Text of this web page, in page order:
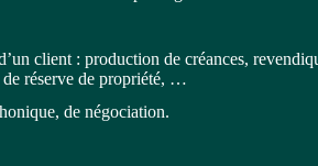
client : production de créances,
de réserve de propriété, …
de négociation.